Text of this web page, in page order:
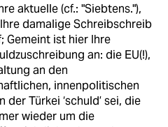
aktuelle (cf.: "Siebtens."),
damalige Schreibschreib
Gemeint ist hier Ihre
an: die EU(!),
an den
innenpolitischen
der Türkei ‘schuld’ sei, die
wieder um die